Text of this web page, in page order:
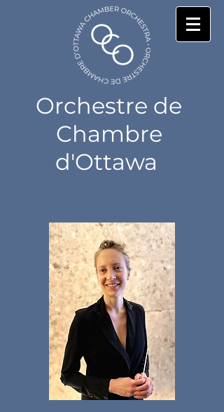
Orchestre de
Chambre
d'Ottawa